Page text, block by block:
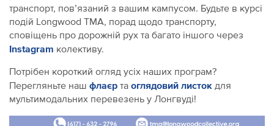
транспорт, пов’язаний з вашим кампусом. Будьте в курсі
подій Longwood TMA, порад щодо транспорту,
сповіщень про дорожній рух та багато іншого через
Instagram колективу.
Потрібен короткий огляд усіх наших програм?
Перегляньте наш флаєр та оглядовий листок для
мультимодальних перевезень у Лонгвуді!